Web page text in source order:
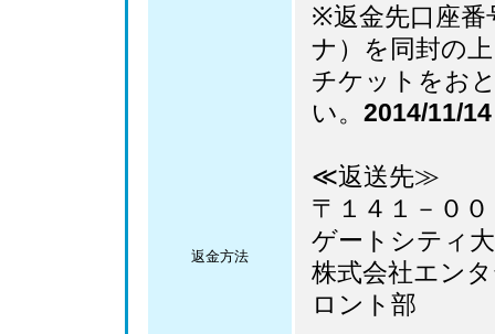
返金方法
※返金先口座番
ナ）を同封の
チケットをお
い。 2014/11/
≪返送先≫
〒１４１－０
ゲートシティ
株式会社エン
ロント部